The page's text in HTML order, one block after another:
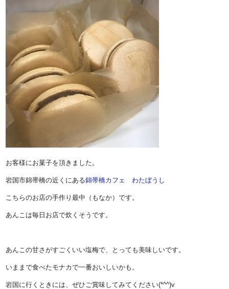
お客様にお菓子を頂きました。
岩国市錦帯橋の近くにある錦帯橋カフェ わたぼうし
こちらのお店の手作り最中（もなか）です。
あんこは毎日お店で炊くそうです。
あんこの甘さがすごくいい塩梅で、とっても美味しいです。
いままで食べたモナカで一番おいしいかも。
岩国に行くときには、ぜひご賞味してみてください(*^^)v